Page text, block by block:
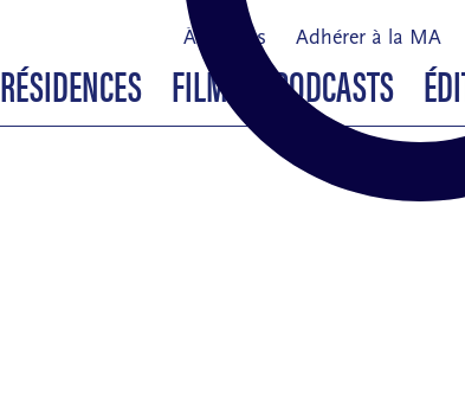
À propos Adhérer à la MA
RÉSIDENCES FILMS & PODCASTS